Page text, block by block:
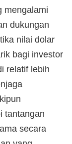
mengalami
dukungan
nilai dolar
bagi investor
relatif lebih
tantangan
secara